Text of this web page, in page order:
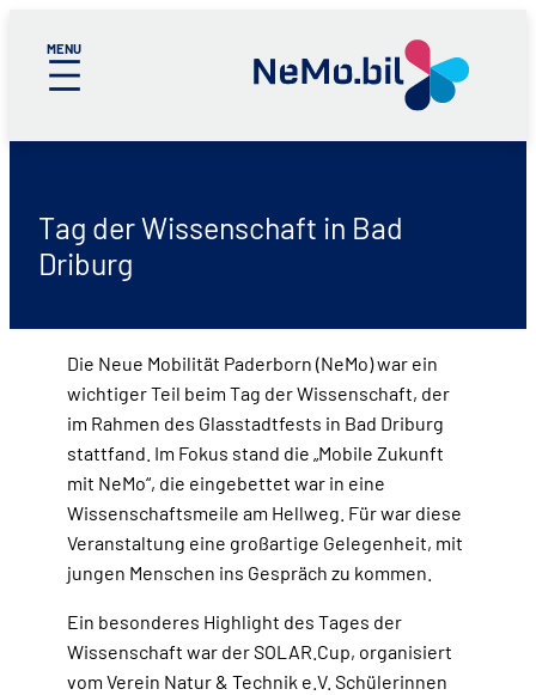
Inhalt
springen
Tag der Wissenschaft in Bad
Driburg
Die Neue Mobilität Paderborn (NeMo) war ein
wichtiger Teil beim Tag der Wissenschaft, der
im Rahmen des Glasstadtfests in Bad Driburg
stattfand. Im Fokus stand die „Mobile Zukunft
mit NeMo“, die eingebettet war in eine
Wissenschaftsmeile am Hellweg. Für war diese
Veranstaltung eine großartige Gelegenheit, mit
jungen Menschen ins Gespräch zu kommen.
Ein besonderes Highlight des Tages der
Wissenschaft war der SOLAR.Cup, organisiert
vom Verein Natur & Technik e.V. Schülerinnen